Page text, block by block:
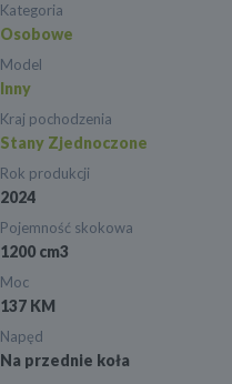
Kategoria
Osobowe
Model
Inny
Kraj pochodzenia
Stany Zjednoczone
Rok produkcji
2024
Pojemność skokowa
1200 cm3
Moc
137 KM
Napęd
Na przednie koła